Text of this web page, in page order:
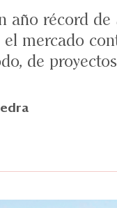
año récord de
el mercado
de